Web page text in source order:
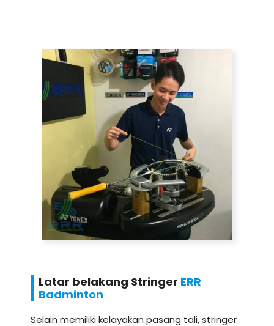
Latar belakang Stringer ERR
Badminton
Selain memiliki kelayakan pasang tali, stringer